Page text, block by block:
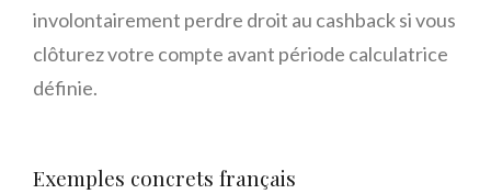
involontairement perdre droit au cashback si vous
clôturez votre compte avant période calculatrice
définie.​
Exemples concrets français